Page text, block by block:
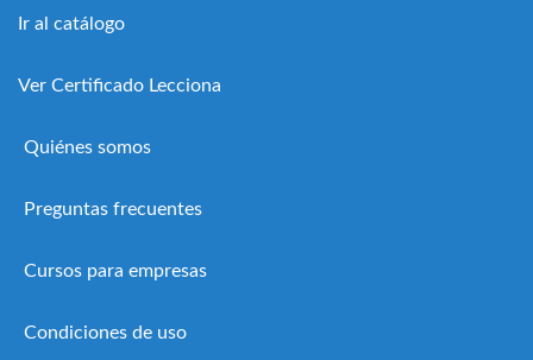
Ir al catálogo
Ver Certificado Lecciona
Quiénes somos
Preguntas frecuentes
Cursos para empresas
Condiciones de uso